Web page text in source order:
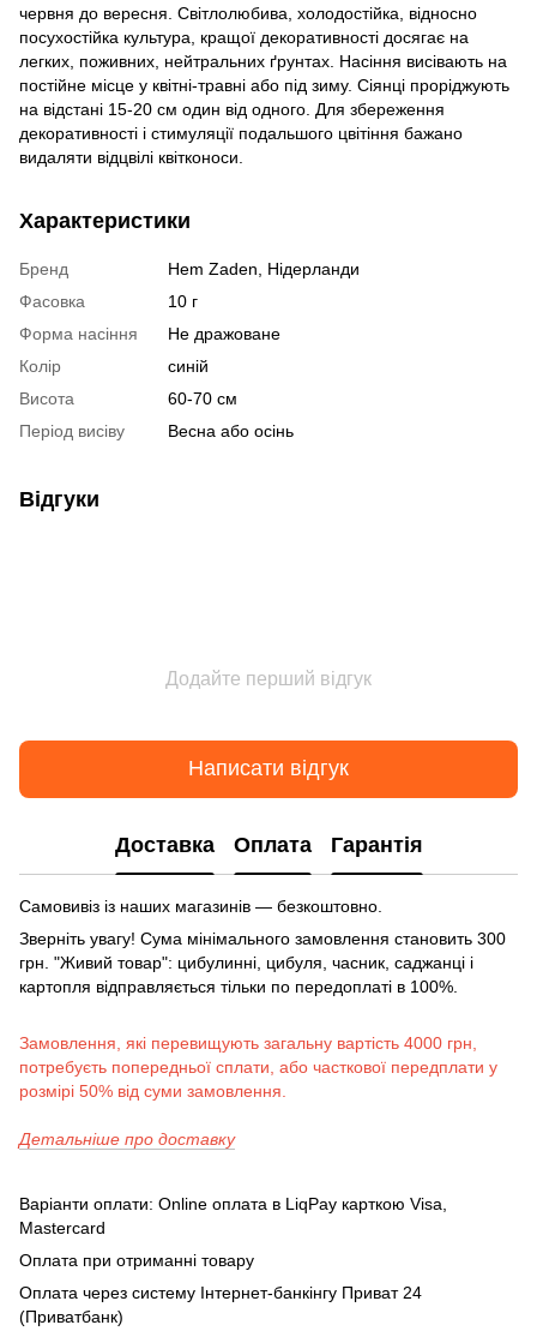
червня до вересня. Світлолюбива, холодостійка, відносно
посухостійка культура, кращої декоративності досягає на
легких, поживних, нейтральних ґрунтах. Насіння висівають на
постійне місце у квітні-травні або під зиму. Сіянці проріджують
на відстані 15-20 см один від одного. Для збереження
декоративності і стимуляції подальшого цвітіння бажано
видаляти відцвілі квітконоси.
Характеристики
Бренд
Hem Zaden, Нідерланди
Фасовка
10 г
Форма насіння
Не дражоване
Колір
синій
Висота
60-70 см
Період висіву
Весна або осінь
Відгуки
Додайте перший відгук
Написати відгук
Доставка Оплата Гарантія
Самовивіз із наших магазинів — безкоштовно.
Зверніть увагу! Сума мінімального замовлення становить 300
грн. "Живий товар": цибулинні, цибуля, часник, саджанці і
картопля відправляється тільки по передоплаті в 100%.
Замовлення, які перевищують загальну вартість 4000 грн,
потребуєть попередньої сплати, або часткової передплати у
розмірі 50% від суми замовлення.
Детальніше про доставку
Варіанти оплати: Online оплата в LiqPay карткою Visa,
Mastercard
Оплата при отриманні товару
Оплата через систему Інтернет-банкінгу Приват 24
(Приватбанк)